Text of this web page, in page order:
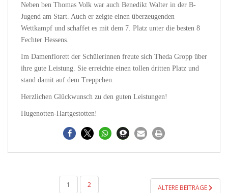
Neben ben Thomas Volk war auch Benedikt Walter in der B-
Jugend am Start. Auch er zeigte einen überzeugenden
Wettkampf und schaffet es mit dem 7. Platz unter die besten 8
Fechter Hessens.
Im Damenflorett der Schülerinnen freute sich Theda Gropp über
ihre gute Leistung. Sie erreichte einen tollen dritten Platz und
stand damit auf dem Treppchen.
Herzlichen Glückwunsch zu den guten Leistungen!
Hugenotten-Hartgestotten!
SEITENNUMMERIERUNG
1 2 ÄLTERE BEITRÄGE